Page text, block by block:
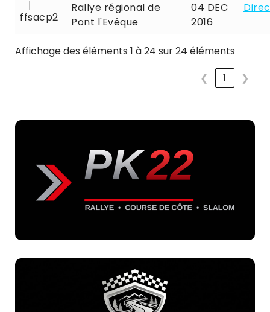
Rallye régional de
Pont l'Evêque
04 DEC
2016
Affichage des éléments 1 à 24 sur 24 éléments
❮
1 ❯